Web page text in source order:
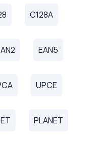
C128A
EAN5
UPCE
PLANET